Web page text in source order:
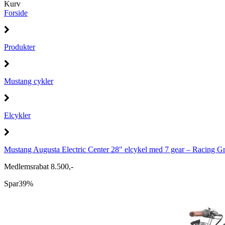
Kurv
Forside
Produkter
Mustang cykler
Elcykler
Mustang Augusta Electric Center 28" elcykel med 7 gear – Racing
Medlemsrabat 8.500,-
Spar39%